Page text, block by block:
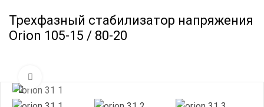
Трехфазный стабилизатор напряжения
Orion 105-15 / 80-20